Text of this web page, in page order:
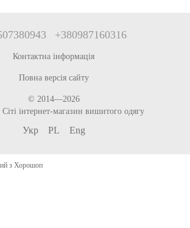
+380987160316
Контактна інформація
Повна версія сайту
© 2014—2026
інтернет-магазин вишитого одягу
Укр PL Eng
з Хорошоп